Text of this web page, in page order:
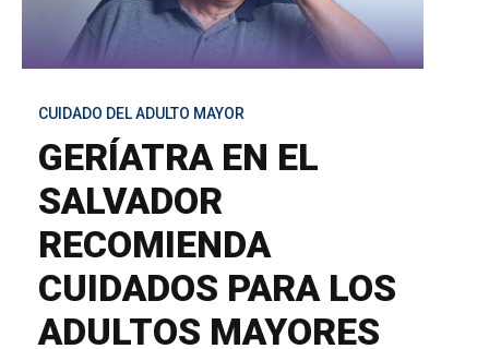
CUIDADO DEL ADULTO MAYOR
GERÍATRA EN EL
SALVADOR
RECOMIENDA
CUIDADOS PARA LOS
ADULTOS MAYORES